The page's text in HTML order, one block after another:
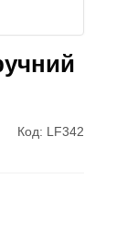
Код: LF342